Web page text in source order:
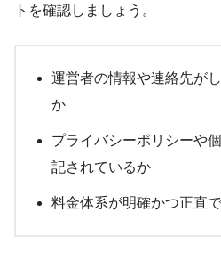
トを確認しましょう。
運営者の情報や連絡先が
か
プライバシーポリシーや
記されているか
料金体系が明確かつ正直